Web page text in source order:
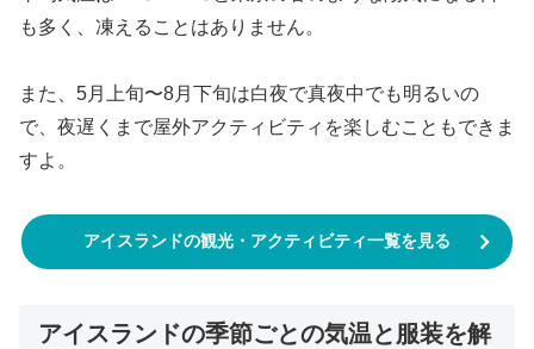
も多く、凍えることはありません。
また、5月上旬〜8月下旬は白夜で真夜中でも明るいの
で、夜遅くまで屋外アクティビティを楽しむこともできま
すよ。
アイスランドの観光・アクティビティ一覧を見る
アイスランドの季節ごとの気温と服装を解